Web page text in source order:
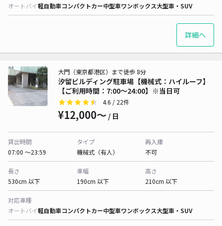
オートバイ軽自動車コンパクトカー中型車ワンボックス大型車・SUV
詳細へ
汐留ビルディング駐車場【機械式：ハイルーフ】
【ご利用時間：7:00〜24:00】※当日可
大門（東京都港区）まで徒歩 8分
4.6 / 22件
¥12,000〜 / 日
貸出時間
07:00 〜23:59
タイプ
機械式（有人）
再入庫
不可
長さ
530cm 以下
車幅
190cm 以下
高さ
210cm 以下
対応車種
オートバイ軽自動車コンパクトカー中型車ワンボックス大型車・SUV